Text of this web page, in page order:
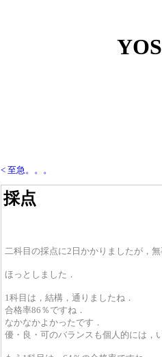
< 至急。。。
採点
二科目の採点に2日かかりましたが，無
ほっとしました．
1科目は，結構，通りましたね．
合格率86％ですね．
なかなかよかったです．
優・良・可のバランスも個人的には，